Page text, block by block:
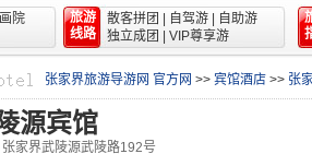
院
旅游
线路
散客拼团 自驾游
自助游
独立成团
VIP尊享游
张家界旅游导游网 官方网 >> 宾馆酒店 >> 张
源宾馆
家界武陵源武陵路192号